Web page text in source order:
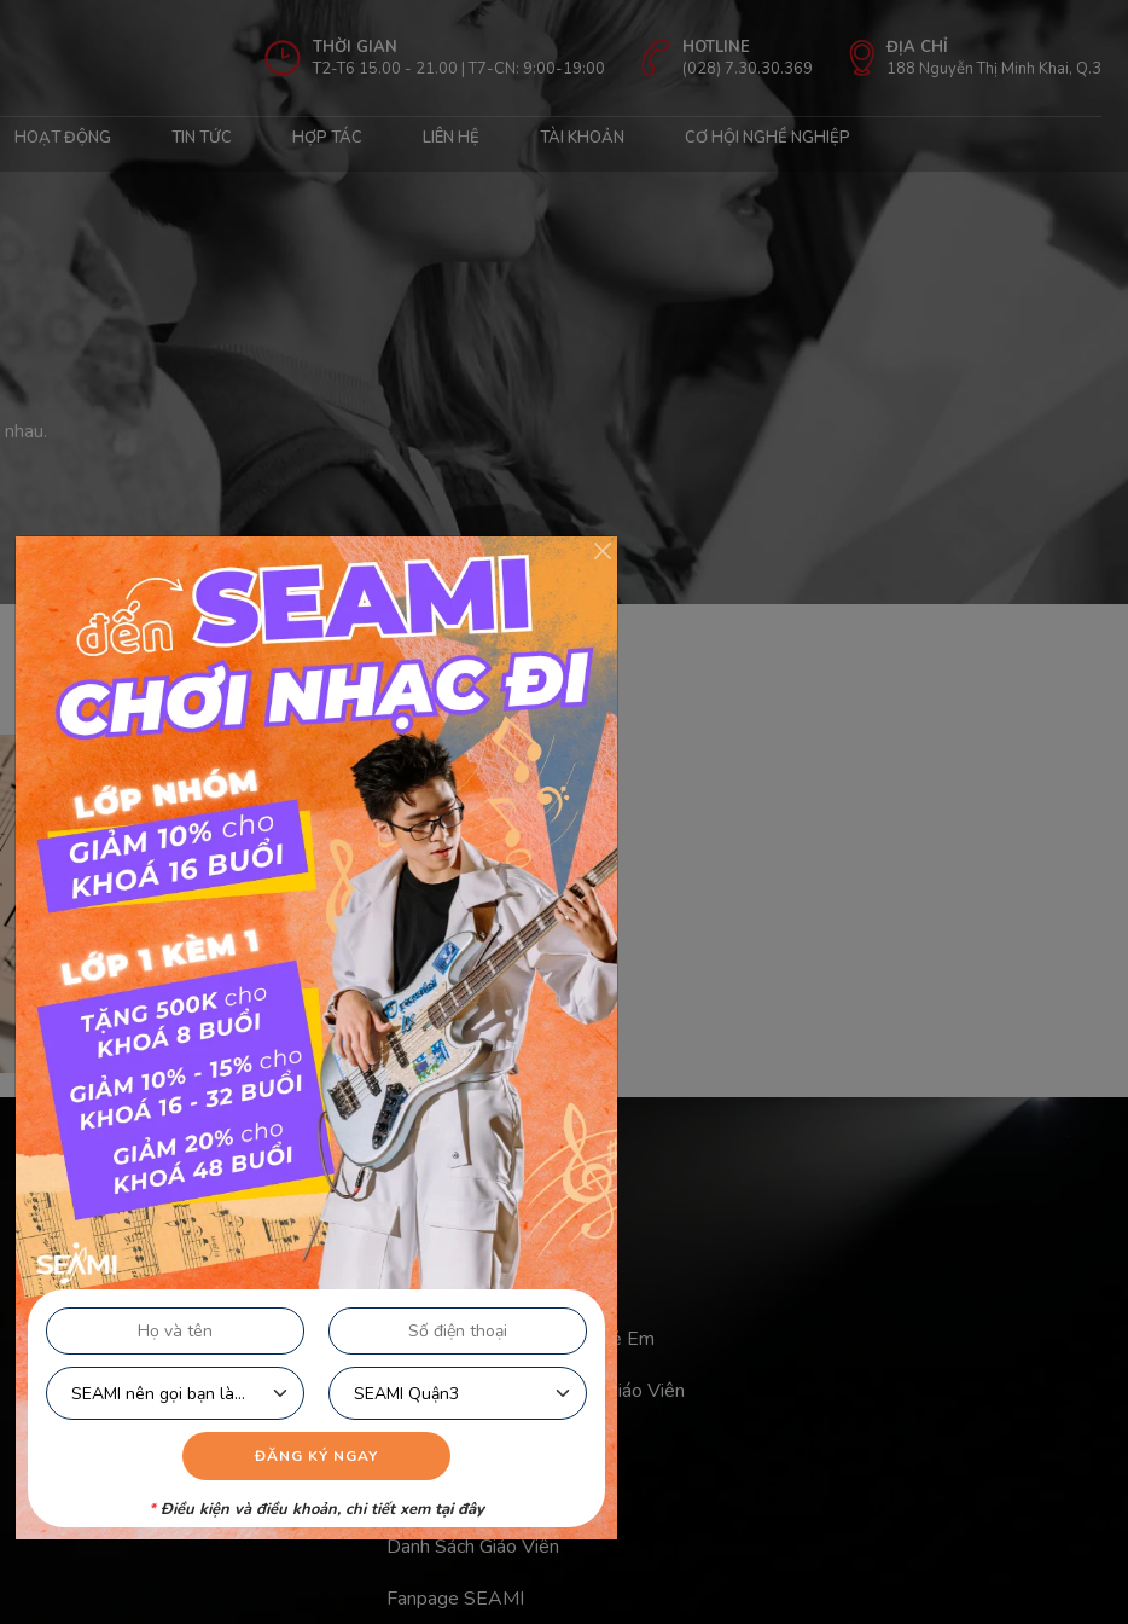
THỜI GIAN
T2-T6 15.00 - 21.00 | T7-CN: 9:00-19:00
HOTLINE
(028) 7.30.30.369
ĐỊA CHỈ
188 Nguyễn Thị Minh Khai, Q.3
HOẠT ĐỘNG TIN TỨC HỢP TÁC LIÊN HỆ TÀI KHOẢN CƠ HỘI NGHỀ NGHIỆP
hoá biểu
Hoá biểu là gì? Các loại hoá biểu
trong bản nhạc
Nếu bạn đã từng học nhạc lý hay nhìn vào bản nhạc,
chắc chắn sẽ thấy những dấu thăng (#) hoặc dấu
giáng (b) nằm ngay sau khoá nhạc. Đó chính là hoá
biểu – một yếu tố quan trọng giúp xác định giọng
(key) của bản nhạc. Hãy cùng...
Liên kết nhanh
Chính Sách Bảo Mật Của Trẻ Em
Chính Sách Công Khai Của Giáo Viên
Điều Khoản Logo
Video Học Viên
Danh Sách Giáo Viên
Fanpage SEAMI
*Điều kiện và điều khoản, chi tiết xem tại đây